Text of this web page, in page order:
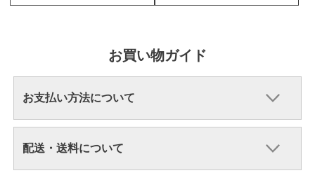
お買い物ガイド
お支払い方法について
配送・送料について